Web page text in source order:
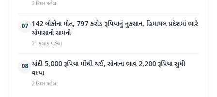
2 દિવસ પહેલા
07 142 લોકોના મોત, 797 કરોડ રૂપિયાનું નુકસાન, હિમાચલ પ્રદેશમાં ભારે
ચોમાસાનો સામનો
21 કલાક પહેલા
08 ચાંદી 5,000 રૂપિયા મોંઘી થઈ, સોનાના ભાવ 2,200 રૂપિયા સુધી
વધ્યા
2 દિવસ પહેલા